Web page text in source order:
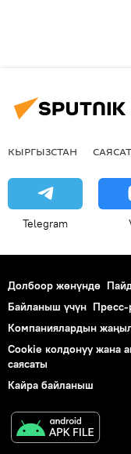
КЫРГЫЗСТАН САЯСАТ
Telegram
Долбоор жөнүндө
Байланыш үчүн
Компаниялардын
Cookie колдонуу жана
саясаты
Кайра байланыш